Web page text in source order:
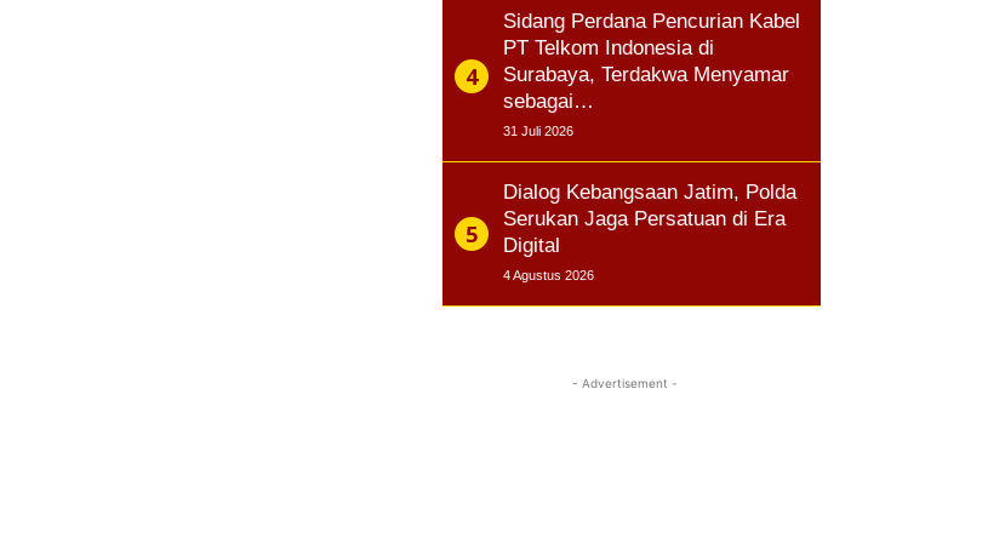
Sidang Perdana Pencurian Kabel
PT Telkom Indonesia di
Surabaya, Terdakwa Menyamar
sebagai…
31 Juli 2026
Dialog Kebangsaan Jatim, Polda
Serukan Jaga Persatuan di Era
Digital
4 Agustus 2026
- Advertisement -